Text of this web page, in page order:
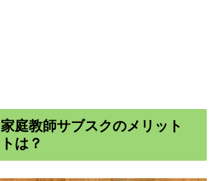
庭教師サブスクのメリット
は？